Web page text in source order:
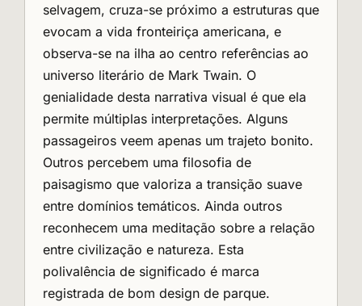
selvagem, cruza-se próximo a estruturas que
evocam a vida fronteiriça americana, e
observa-se na ilha ao centro referências ao
universo literário de Mark Twain. O
genialidade desta narrativa visual é que ela
permite múltiplas interpretações. Alguns
passageiros veem apenas um trajeto bonito.
Outros percebem uma filosofia de
paisagismo que valoriza a transição suave
entre domínios temáticos. Ainda outros
reconhecem uma meditação sobre a relação
entre civilização e natureza. Esta
polivalência de significado é marca
registrada de bom design de parque.